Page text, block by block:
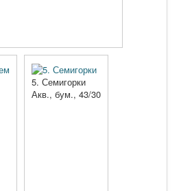
5. Семигорки
Акв., бум., 43/30